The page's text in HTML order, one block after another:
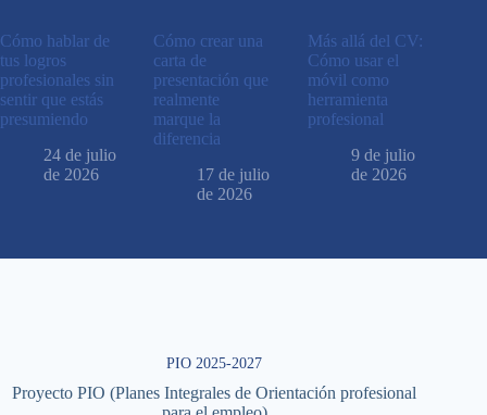
Cómo hablar de
tus logros
profesionales sin
sentir que estás
presumiendo
24 de julio
de 2026
Cómo crear una
carta de
presentación que
realmente
marque la
diferencia
17 de julio
de 2026
Más allá del CV:
Cómo usar el
móvil como
herramienta
profesional
9 de julio
de 2026
PIO 2025-2027
Proyecto PIO (Planes Integrales de Orientación profesional